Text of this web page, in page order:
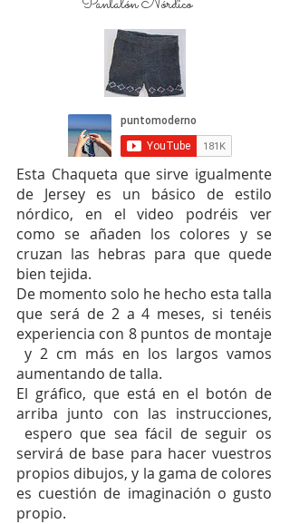
Esta Chaqueta que sirve igualmente
de Jersey es un básico de estilo
nórdico, en el video podréis ver
como se añaden los colores y se
cruzan las hebras para que quede
bien tejida.
De momento solo he hecho esta talla
que será de 2 a 4 meses, si tenéis
experiencia con 8 puntos de montaje
y 2 cm más en los largos vamos
aumentando de talla.
El gráfico, que está en el botón de
arriba junto con las instrucciones,
espero que sea fácil de seguir os
servirá de base para hacer vuestros
propios dibujos, y la gama de colores
es cuestión de imaginación o gusto
propio.